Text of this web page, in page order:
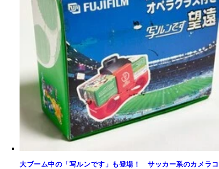
大ブーム中の「写ルンです」も登場！ サッカー系のカメラコ